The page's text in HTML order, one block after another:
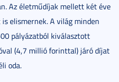
Az életműdíjak mellett két éve
elismernek. A világ minden
pályázatból kiválasztott
(4,7 millió forinttal) járó díjat
oda.